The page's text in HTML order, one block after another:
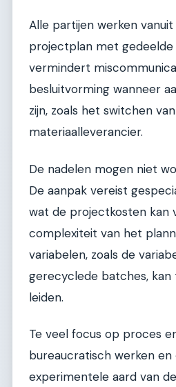
Alle partijen werken
projectplan met gedeelde
vermindert
besluitvorming wanneer
zijn, zoals het switchen van
materiaalleverancier.
De nadelen mogen niet
De aanpak vereist
wat de projectkosten kan
complexiteit van het
variabelen, zoals de
gerecyclede batches,
leiden.
Te veel focus op proces
bureaucratisch werken en
experimentele aard van